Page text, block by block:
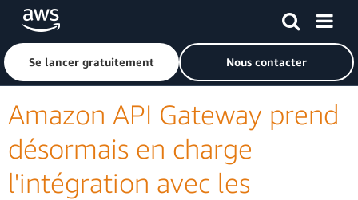
Passer au contenu principal
Cliquer ici pour revenir à la page d'accueil d'Amazon Web
Se lancer gratuitement Nous contacter
Amazon API Gateway prend
désormais en charge
l'intégration avec les